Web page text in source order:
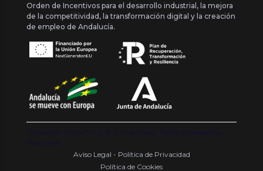
Orden de Incentivos para el desarrollo industrial, la mejora
de la competitividad, la transformación digital y la creación
de empleo de Andalucía.
Copyright {{ date('Y') }} ® Franquishop. Todos los derechos
reservados
Aviso Legal - Política de Privacidad
Política de Cookies